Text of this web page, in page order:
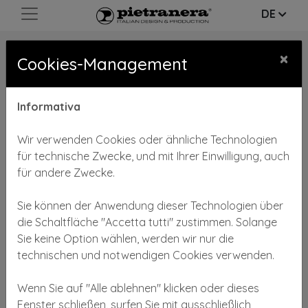
DE
Cookies-Management ×
Informativa
Wir verwenden Cookies oder ähnliche Technologien
für technische Zwecke, und mit Ihrer Einwilligung, auch
für andere Zwecke.
Sie können der Anwendung dieser Technologien über
die Schaltfläche "Accetta tutti" zustimmen. Solange
Sie keine Option wählen, werden wir nur die
technischen und notwendigen Cookies verwenden.
Wenn Sie auf "Alle ablehnen" klicken oder dieses
Fenster schließen, surfen Sie mit ausschließlich